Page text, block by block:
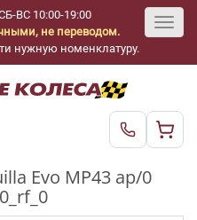
ВС 10:00-19:00
не переводом.
нужную номенклатуру.
Evo MP43 ap/0